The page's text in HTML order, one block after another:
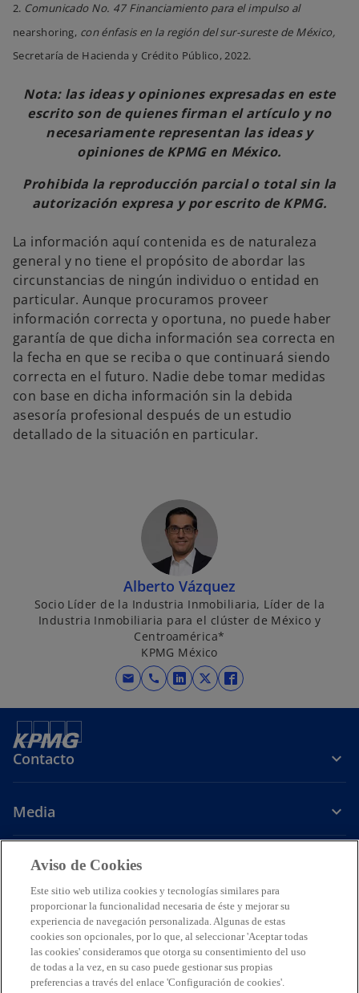
2. Comunicado No. 47 Financiamiento para el impulso al
nearshoring, con énfasis en la región del sur-sureste de México,
Secretaría de Hacienda y Crédito Público, 2022.
Nota: las ideas y opiniones expresadas en este
escrito son de quienes firman el artículo y no
necesariamente representan las ideas y
opiniones de KPMG en México.
Prohibida la reproducción parcial o total sin la
autorización expresa y por escrito de KPMG.
La información aquí contenida es de naturaleza
general y no tiene el propósito de abordar las
circunstancias de ningún individuo o entidad en
particular. Aunque procuramos proveer
información correcta y oportuna, no puede haber
garantía de que dicha información sea correcta en
la fecha en que se reciba o que continuará siendo
correcta en el futuro. Nadie debe tomar medidas
con base en dicha información sin la debida
asesoría profesional después de un estudio
detallado de la situación en particular.
Alberto Vázquez
Socio Líder de la Industria Inmobiliaria, Líder de la
Industria Inmobiliaria para el clúster de México y
Centroamérica*
KPMG México
mail call
s
e
e
u
p
e
s
t
a
s
e
e
u
p
e
s
t
a
s
e
e
u
p
e
s
t
a
Contacto
Media
Carrera
s
e
a
b
r
s
e
a
b
r
s
e
a
b
r
s
e
a
b
r
LegalAvisos de PrivacidadAccesibilidadAyudaGlosario
© 2026 KPMG Cárdenas Dosal, S.C., Sociedad Civil Mexicana y firma
miembro de la organización mundial de firmas miembros
Aviso de Cookies
Este sitio web utiliza cookies y tecnologías similares para
proporcionar la funcionalidad necesaria de éste y mejorar su
experiencia de navegación personalizada. Algunas de estas
cookies son opcionales, por lo que, al seleccionar 'Aceptar todas
las cookies' consideramos que otorga su consentimiento del uso
de todas a la vez, en su caso puede gestionar sus propias
preferencias a través del enlace 'Configuración de cookies'.